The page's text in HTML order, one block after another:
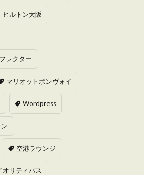
ヒルトン大阪
レクター
マリオットボンヴォイ
Wordpress
空港ラウンジ
オリティパス